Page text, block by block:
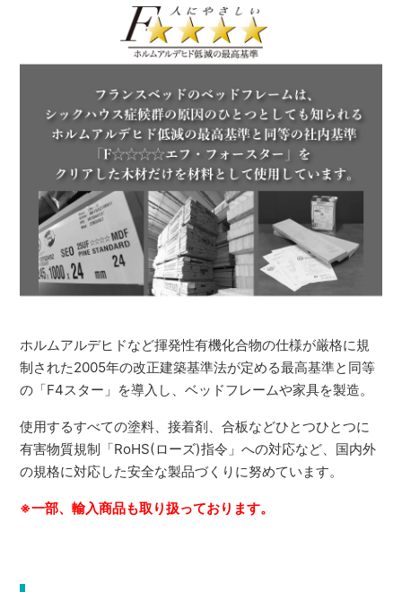
ホルムアルデヒドなど揮発性有機化合物の仕様が厳格に規
制された2005年の改正建築基準法が定める最高基準と同等
の「F4スター」を導入し、ベッドフレームや家具を製造。
使用するすべての塗料、接着剤、合板などひとつひとつに
有害物質規制「RoHS(ローズ)指令」への対応など、国内外
の規格に対応した安全な製品づくりに努めています。
※一部、輸入商品も取り扱っております。